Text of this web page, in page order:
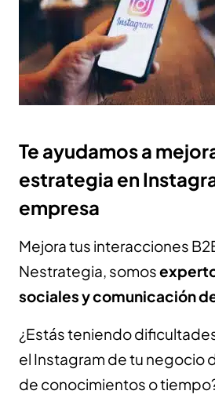
Te ayudamos a
estrategia en
empresa
Mejora tus interacciones
Nestrategia, somos
sociales y comunicación
¿Estás teniendo
el Instagram de tu negocio
de conocimientos o